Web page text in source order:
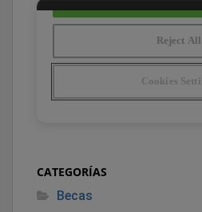
CATEGORÍAS
Becas